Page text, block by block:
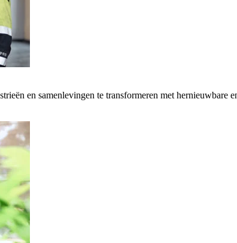
en samenlevingen te transformeren met hernieuwbare